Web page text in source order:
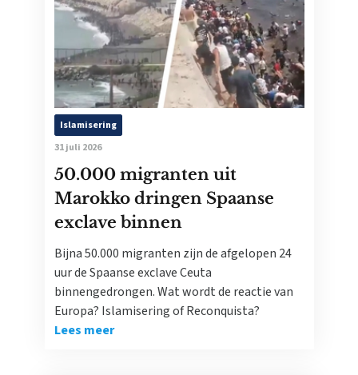
Islamisering
31 juli 2026
50.000 migranten uit
Marokko dringen Spaanse
exclave binnen
Bijna 50.000 migranten zijn de afgelopen 24
uur de Spaanse exclave Ceuta
binnengedrongen. Wat wordt de reactie van
Europa? Islamisering of Reconquista?
Lees meer